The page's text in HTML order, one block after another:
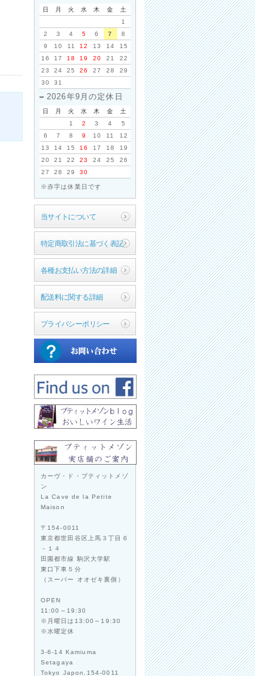
日 月 火 水 木 金
土
1
2
3 4 5 6 7
8
9
10 11 12 13 14
15
16
17 18 19 20 21
22
23
24 25 26 27 28
29
30
31
2026年9月の定休日
日 月 火 水 木 金
土
1
2 3 4
5
6
7 8 9 10 11
12
13
14 15 16 17 18
19
20
21 22 23 24 25
26
27
28 29 30
※赤字は休業日です
当サイトについて
特定商取引法に基づく表記
各種お支払い方法の詳細
配送料に関する詳細
プライバシーポリシー
カーヴ・ド・プティットメゾ
ン
La Cave de la Petite
Maison
〒154-0011
東京都世田谷区上馬３丁目６
－１４
田園都市線 駒沢大学駅
東口下車５分
（スーパー オオゼキ裏側）
OPEN
11:00～19:30
※月曜日は13:00～19:30
※水曜定休
3-6-14 Kamiuma
Setagaya
Tokyo Japon,154-0011